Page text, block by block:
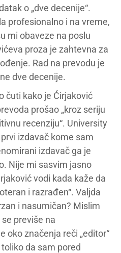
o „dve decenije“.
profesionalno i na vreme,
mi obaveze na poslu
proza je zahtevna za
Rad na prevodu je
dve decenije.
čuti kako je Ćirjaković
prošao „kroz seriju
recenziju“. University
izdavač kome sam
izdavač ga je
Nije mi sasvim jasno
vodi kada kaže da
i razrađen“. Valjda
i nasumičan? Mislim
previše na
oko značenja reči „editor“
toliko da sam pored